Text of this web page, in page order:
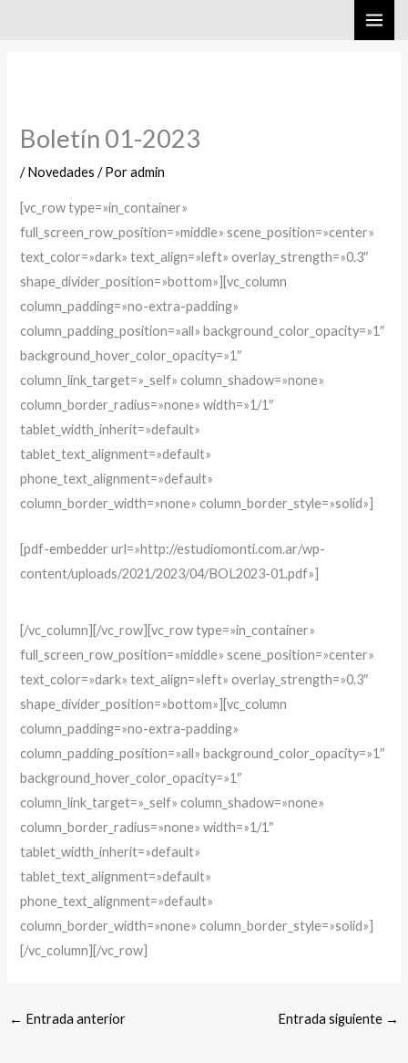
Boletín 01-2023
/Novedades / Poradmin
[vc_row type=»in_container»
full_screen_row_position=»middle» scene_position=»center»
text_color=»dark» text_align=»left» overlay_strength=»0.3″
shape_divider_position=»bottom»][vc_column
column_padding=»no-extra-padding»
column_padding_position=»all» background_color_opacity=»1″
background_hover_color_opacity=»1″
column_link_target=»_self» column_shadow=»none»
column_border_radius=»none» width=»1/1″
tablet_width_inherit=»default»
tablet_text_alignment=»default»
phone_text_alignment=»default»
column_border_width=»none» column_border_style=»solid»]
[pdf-embedder url=»http://estudiomonti.com.ar/wp-
content/uploads/2021/2023/04/BOL2023-01.pdf»]
[/vc_column][/vc_row][vc_row type=»in_container»
full_screen_row_position=»middle» scene_position=»center»
text_color=»dark» text_align=»left» overlay_strength=»0.3″
shape_divider_position=»bottom»][vc_column
column_padding=»no-extra-padding»
column_padding_position=»all» background_color_opacity=»1″
background_hover_color_opacity=»1″
column_link_target=»_self» column_shadow=»none»
column_border_radius=»none» width=»1/1″
tablet_width_inherit=»default»
tablet_text_alignment=»default»
phone_text_alignment=»default»
column_border_width=»none» column_border_style=»solid»]
[/vc_column][/vc_row]
← Entrada anterior Entrada siguiente →